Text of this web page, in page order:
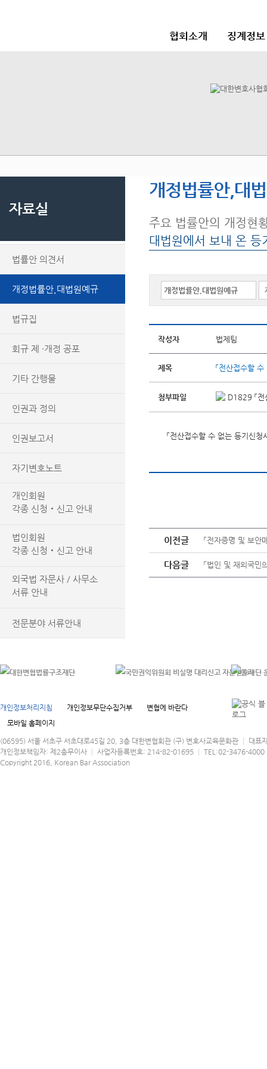
협회소개 징계정
자료실
법률안 의견서
개정법률안,대법원예규
법규집
회규 제 ·개정 공포
기타 간행물
인권과 정의
인권보고서
자기변호노트
개인회원
각종 신청‧신고 안내
법인회원
각종 신청‧신고 안내
외국법 자문사 / 사무소
서류 안내
전문분야 서류안내
개정법률안,대
주요 법률안의 개정현
대법원에서 보내 온 등
작성자 법제팀
제목 「전산접수할
첨부파일 D1829 「
「전산접수할 수 없는 등기신
이전글 「전자증명 및 보안
다음글 「법인 및 재외국민
개인정보처리지침 개인정보무단수집거부
변협에 바란다
모바일 홈페이지
(06595) 서울 서초구 서초대로45길 20, 3층 대한변협회관 (구) 변호사교육문화관 │ 대표
개인정보책임자: 제2총무이사 │ 사업자등록번호: 214-82-01695 │ TEL:02-3476-
Copyright 2016, Korean Bar Association